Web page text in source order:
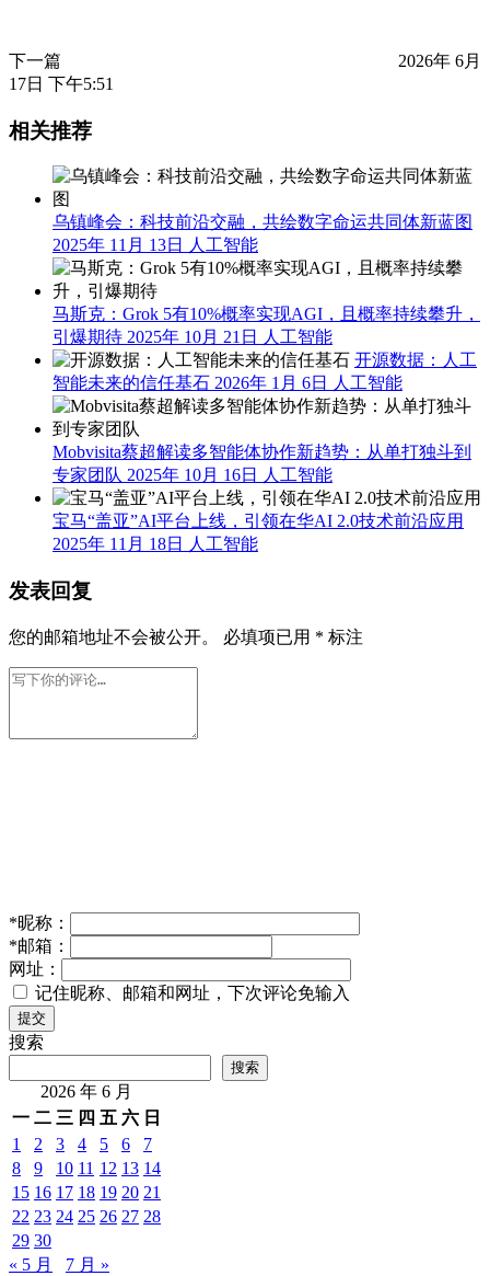
下一篇
2026年 6月
17日 下午5:51
相关推荐
乌镇峰会：科技前沿交融，共绘数字命运共同体新蓝图
2025年 11月 13日
人工智能
马斯克：Grok 5有10%概率实现AGI，且概率持续攀升，
引爆期待 2025年 10月 21日
人工智能
开源数据：人工
智能未来的信任基石 2026年 1月 6日 人工智能
Mobvisita蔡超解读多智能体协作新趋势：从单打独斗到
专家团队 2025年 10月 16日 人工智能
宝马“盖亚”AI平台上线，引领在华AI 2.0技术前沿应用
2025年 11月 18日
人工智能
发表回复
您的邮箱地址不会被公开。 必填项已用 * 标注
*昵称：
*邮箱：
网址：
记住昵称、邮箱和网址，下次评论免输入
提交
搜索
搜索
2026 年 6 月
一 二 三 四 五 六 日
1
2 3 4 5 6
7
8
9 10 11 12 13 14
15 16 17 18 19 20 21
22 23 24 25 26 27 28
29 30
« 5 月
7 月 »